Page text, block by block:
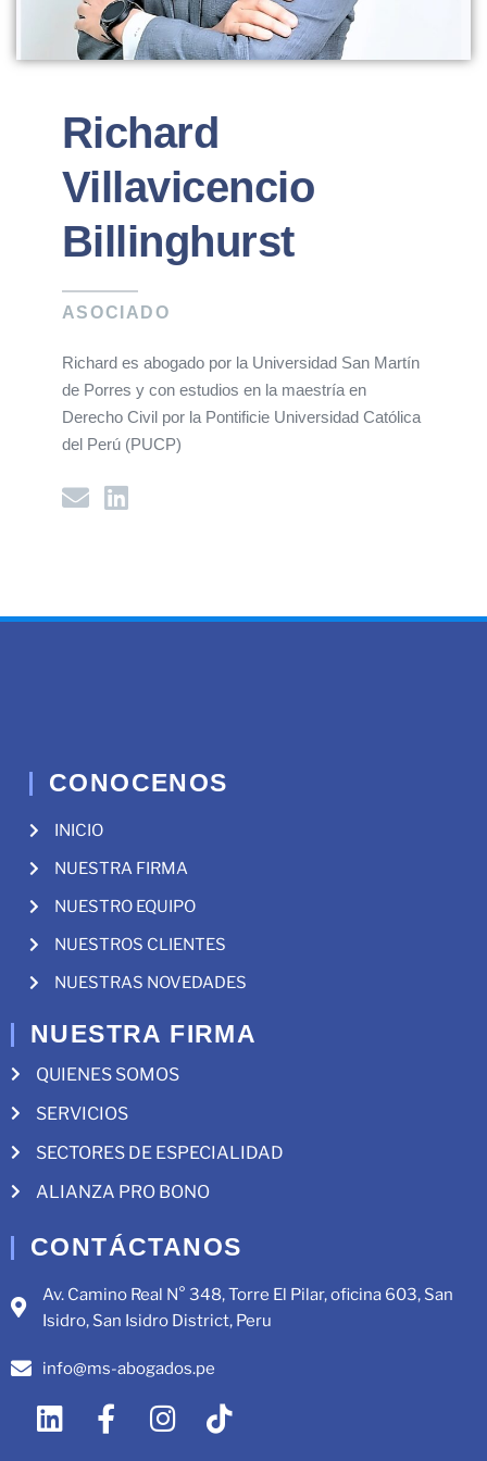
Richard
Villavicencio
Billinghurst
ASOCIADO
Richard es abogado por la Universidad San Martín
de Porres y con estudios en la maestría en
Derecho Civil por la Pontificie Universidad Católica
del Perú (PUCP)
CONOCENOS
INICIO
NUESTRA FIRMA
NUESTRO EQUIPO
NUESTROS CLIENTES
NUESTRAS NOVEDADES
NUESTRA FIRMA
QUIENES SOMOS
SERVICIOS
SECTORES DE ESPECIALIDAD
ALIANZA PRO BONO
CONTÁCTANOS
Av. Camino Real N° 348, Torre El Pilar, oficina 603, San
Isidro, San Isidro District, Peru
info@ms-abogados.pe